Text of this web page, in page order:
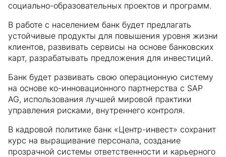
социально-образовательных проектов и программ.
В работе с населением банк будет предлагать
устойчивые продукты для повышения уровня жизни
клиентов, развивать сервисы на основе банковских
карт, разрабатывать предложения для инвестиций.
Банк будет развивать свою операционную систему
на основе ко-инновационного партнерства с SAP
AG, использования лучшей мировой практики
управления рисками, внутреннего контроля.
В кадровой политике банк «Центр-инвест» сохранит
курс на выращивание персонала, создание
прозрачной системы ответственности и карьерного